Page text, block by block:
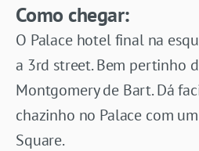
Como chegar:
O Palace hotel final na
a 3rd street. Bem pertinho
Montgomery de Bart. Dá
chazinho no Palace com
Square.